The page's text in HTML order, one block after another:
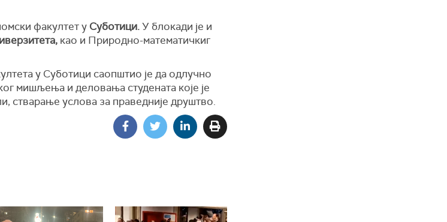
факултет у Суботици.У блокади је и
као и Природно-математичкиг
у Суботици саопштио је да одлучно
мишљења и деловања студената које је
стварање услова за праведније друштво.